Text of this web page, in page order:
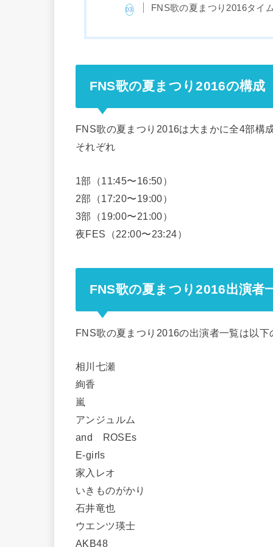
FNS歌の夏まつり2016タイ
FNS歌の夏まつり2016の構成
FNS歌の夏まつり2016は大まかに全4部構
それぞれ
1部（11:45〜16:50）
2部（17:20〜19:00）
3部（19:00〜21:00）
夜FES（22:00〜23:24）
FNS歌の夏まつり2016出演者
FNS歌の夏まつり2016の出演者一覧は以下
相川七瀬
絢香
嵐
アンジュルム
and ROSEs
E-girls
家入レオ
いきものがかり
石井竜也
ウエンツ瑛士
AKB48